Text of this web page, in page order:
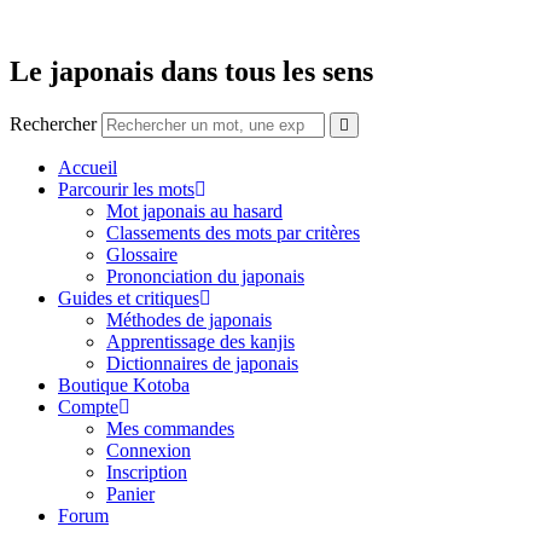
contenu
Le japonais dans tous les sens
Rechercher
Accueil
Parcourir les mots
Mot japonais au hasard
Classements des mots par critères
Glossaire
Prononciation du japonais
Guides et critiques
Méthodes de japonais
Apprentissage des kanjis
Dictionnaires de japonais
Boutique Kotoba
Compte
Mes commandes
Connexion
Inscription
Panier
Forum